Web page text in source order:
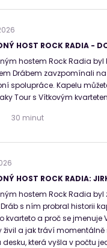
HOST ROCK RADIA -
hostem Rock Radia byl
Drábem zavzpomínali
spolupráce. Kapelu
Tour s Vítkovým
30 minut
HOST ROCK RADIA:
hostem Rock Radia byl
s ním probral historii
kvarteto a proč se
živil a jak tráví
desku, která vyšla v počtu